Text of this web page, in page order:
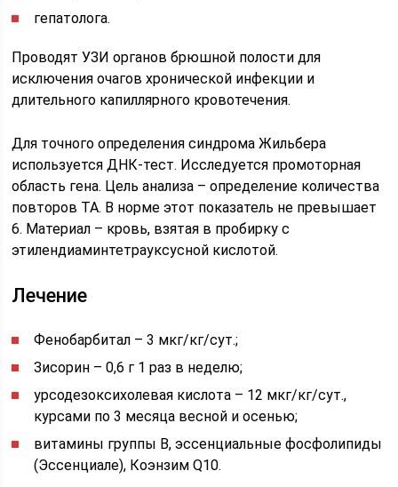
гепатолога.
Проводят УЗИ органов брюшной полости для
исключения очагов хронической инфекции и
длительного капиллярного кровотечения.
Для точного определения синдрома Жильбера
используется ДНК-тест. Исследуется промоторная
область гена. Цель анализа – определение количества
повторов ТА. В норме этот показатель не превышает
6. Материал – кровь, взятая в пробирку с
этилендиаминтетрауксусной кислотой.
Лечение
Фенобарбитал – 3 мкг/кг/сут.;
Зисорин – 0,6 г 1 раз в неделю;
урсодезоксихолевая кислота – 12 мкг/кг/сут.,
курсами по 3 месяца весной и осенью;
витамины группы B, эссенциальные фосфолипиды
(Эссенциале), Коэнзим Q10.